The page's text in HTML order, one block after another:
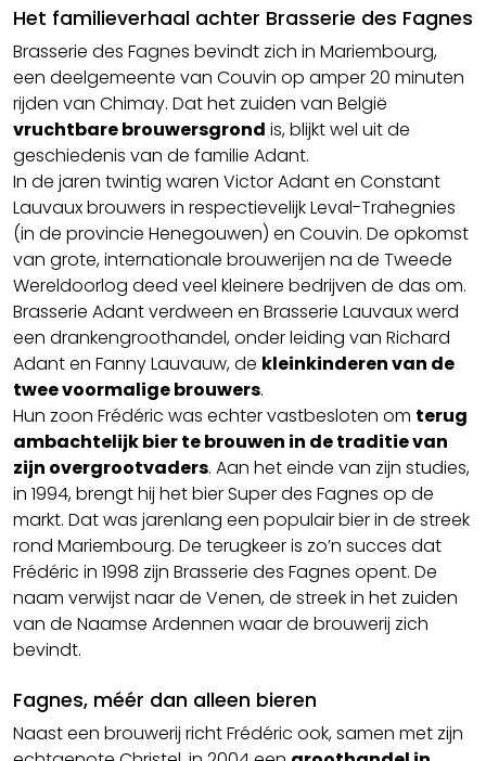
Het familieverhaal achter Brasserie des Fagnes
Brasserie des Fagnes bevindt zich in Mariembourg,
een deelgemeente van Couvin op amper 20 minuten
rijden van Chimay. Dat het zuiden van België
vruchtbare brouwersgrond is, blijkt wel uit de
geschiedenis van de familie Adant.
In de jaren twintig waren Victor Adant en Constant
Lauvaux brouwers in respectievelijk Leval-Trahegnies
(in de provincie Henegouwen) en Couvin. De opkomst
van grote, internationale brouwerijen na de Tweede
Wereldoorlog deed veel kleinere bedrijven de das om.
Brasserie Adant verdween en Brasserie Lauvaux werd
een drankengroothandel, onder leiding van Richard
Adant en Fanny Lauvauw, de kleinkinderen van de
twee voormalige brouwers.
Hun zoon Frédéric was echter vastbesloten om terug
ambachtelijk bier te brouwen in de traditie van
zijn overgrootvaders. Aan het einde van zijn studies,
in 1994, brengt hij het bier Super des Fagnes op de
markt. Dat was jarenlang een populair bier in de streek
rond Mariembourg. De terugkeer is zo’n succes dat
Frédéric in 1998 zijn Brasserie des Fagnes opent. De
naam verwijst naar de Venen, de streek in het zuiden
van de Naamse Ardennen waar de brouwerij zich
bevindt.
Fagnes, méér dan alleen bieren
Naast een brouwerij richt Frédéric ook, samen met zijn